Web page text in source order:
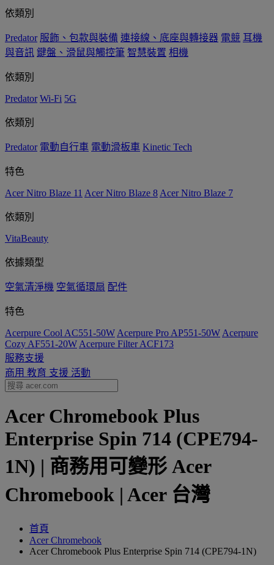
依類別
Predator 服飾、包款與裝備 連接線、底座與轉接器 電競 耳機
與音訊 鍵盤、滑鼠與觸控筆 智慧裝置 相機
依類別
Predator Wi-Fi 5G
依類別
Predator 電動自行車 電動滑板車 Kinetic Tech
特色
Acer Nitro Blaze 11 Acer Nitro Blaze 8 Acer Nitro Blaze 7
依類別
VitaBeauty
依據類型
空氣清淨機 空氣循環扇 配件
特色
Acerpure Cool AC551-50W Acerpure Pro AP551-50W Acerpure
Cozy AF551-20W Acerpure Filter ACF173
服務支援
商用 教育 支援 活動
Acer Chromebook Plus
Enterprise Spin 714 (CPE794-
1N) | 商務用可變形 Acer
Chromebook | Acer 台灣
首頁
Acer Chromebook
Acer Chromebook Plus Enterprise Spin 714 (CPE794-1N)